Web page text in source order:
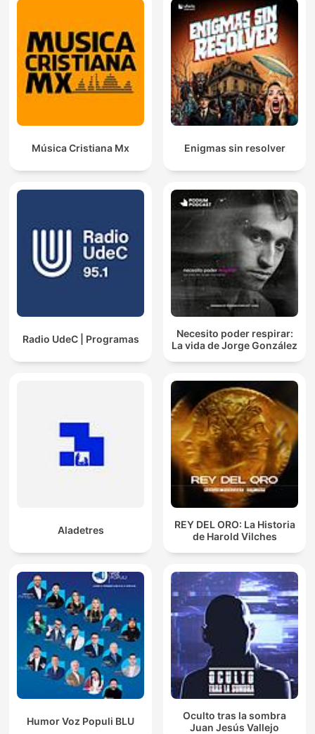
Música Cristiana Mx Enigmas sin resolver
Radio UdeC | Programas
Necesito poder respirar:
La vida de Jorge González
Aladetres
REY DEL ORO: La Historia
de Harold Vilches
Humor Voz Populi BLU
Oculto tras la sombra
Juan Jesús Vallejo